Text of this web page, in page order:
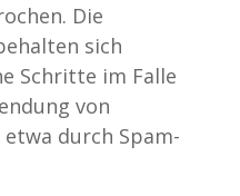
Die
sich
Schritte im Falle
von
durch Spam-